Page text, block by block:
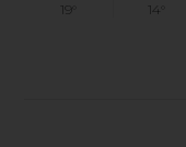
19°
14°